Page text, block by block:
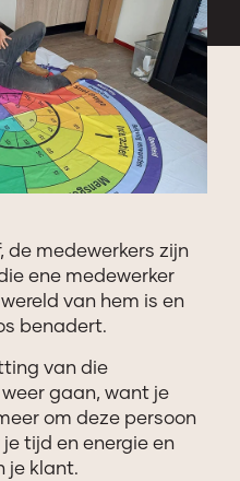
de medewerkers zijn
ene medewerker
van hem is en
benadert.
van die
gaan, want je
om deze persoon
tijd en energie en
je klant.